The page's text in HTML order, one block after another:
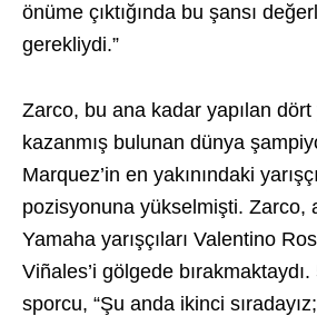
önüme çıktığında bu şansı
gerekliydi.”
Zarco, bu ana kadar yapılan dört
kazanmış bulunan dünya
Marquez’in en yakınındaki
pozisyonuna yükselmişti. Zarco,
Yamaha yarışçıları Valentino
Viñales’i gölgede bırakmaktaydı.
sporcu, “Şu anda ikinci